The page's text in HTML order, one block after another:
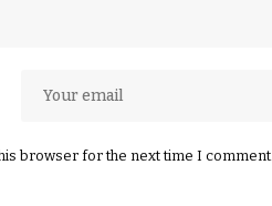
browser for the next time I comment.